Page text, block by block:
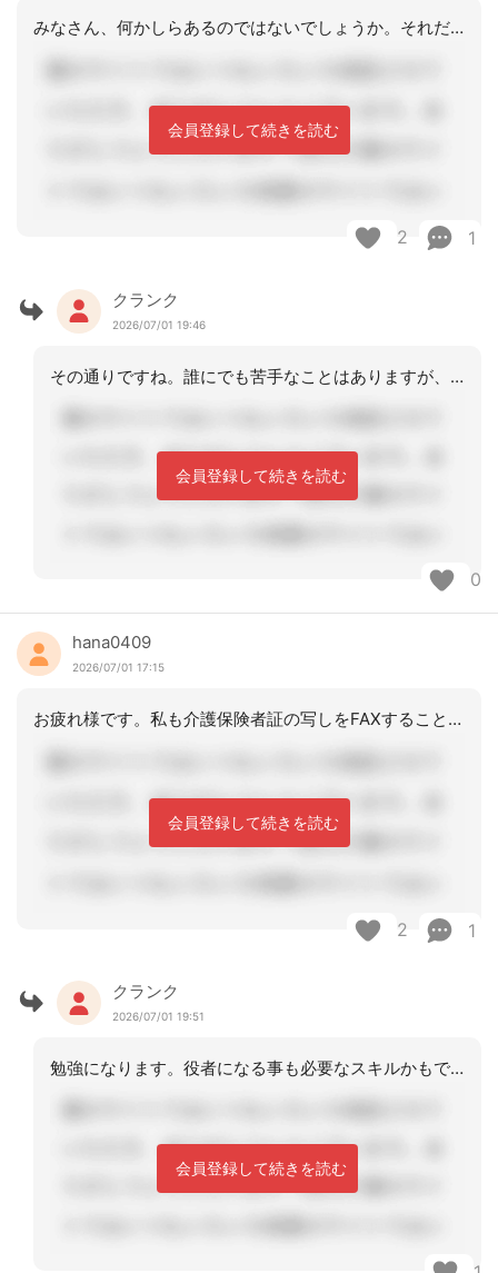
みなさん、何かしらあるのではないでしょうか。それだから、自分の得意分野の時に自分
会員登録して続きを読む
2 1
クランク
2026/07/01 19:46
その通りですね。誰にでも苦手なことはありますが、自分の得意なところでチームに貢献
会員登録して続きを読む
0
hana0409
2026/07/01 17:15
お疲れ様です。私も介護保険者証の写しをFAXすることはありますが、仕方なくやって
会員登録して続きを読む
2 1
クランク
2026/07/01 19:51
勉強になります。役者になる事も必要なスキルかもです。ケアマネにとって必要なスキル
会員登録して続きを読む